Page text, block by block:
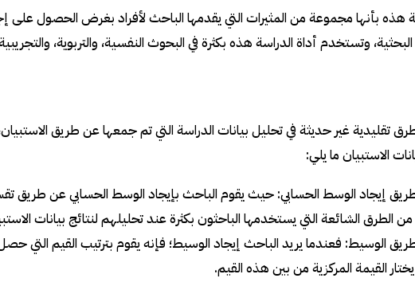
هذه بأنها مجموعة من المثيرات التي يقدمها الباحث لأفراد بغرض الحصول على
وتستخدم أداة الدراسة هذه بكثرة في البحوث النفسية، والتربوية،
تقليدية غير حديثة في تحليل بيانات الدراسة التي تم جمعها عن طريق
الاستبيان ما يلي:
إيجاد الوسط الحسابي: حيث يقوم الباحث بإيجاد الوسط الحسابي عن طريق
من الطرق الشائعة التي يستخدمها الباحثون بكثرة عند تحليلهم لنتائج بيانات
الوسيط: فعندما يريد الباحث إيجاد الوسيط؛ فإنه يقوم بترتيب القيم التي
القيمة المركزية من بين هذه القيم.